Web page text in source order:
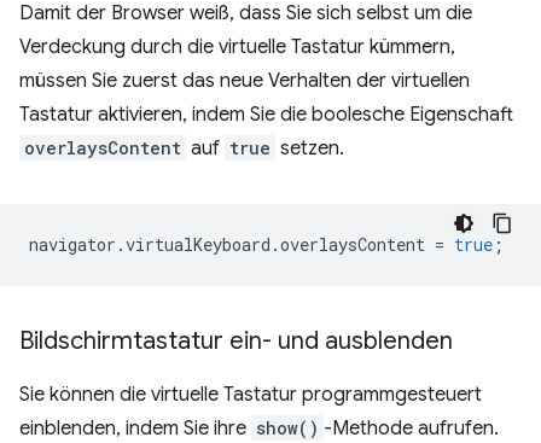
Damit der Browser weiß, dass Sie sich selbst um die
Verdeckung durch die virtuelle Tastatur kümmern,
müssen Sie zuerst das neue Verhalten der virtuellen
Tastatur aktivieren, indem Sie die boolesche Eigenschaft
overlaysContent auf true setzen.
navigator .virtualKeyboard .overlaysContent = true ;
Bildschirmtastatur ein- und ausblenden
Sie können die virtuelle Tastatur programmgesteuert
einblenden, indem Sie ihre show() -Methode aufrufen.